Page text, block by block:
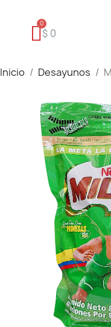
$ 0
Inicio Desayunos